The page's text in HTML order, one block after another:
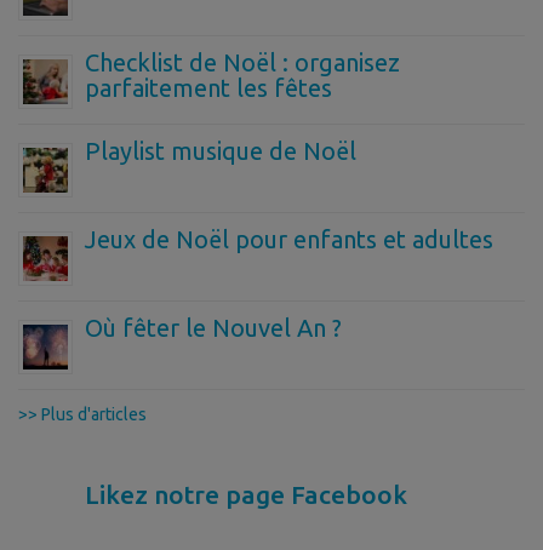
Checklist de Noël : organisez
parfaitement les fêtes
Playlist musique de Noël
Jeux de Noël pour enfants et adultes
Où fêter le Nouvel An ?
>> Plus d'articles
Likez notre page Facebook